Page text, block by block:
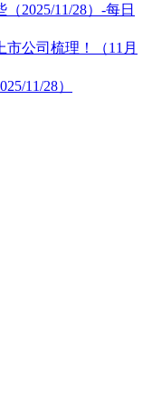
2025/11/28）-每日
市公司梳理！（11月
11/28）